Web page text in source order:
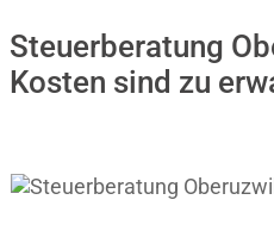
Steuerberatung
Kosten sind zu